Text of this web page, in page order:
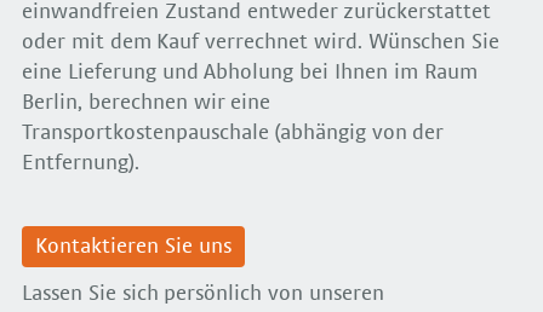
einwandfreien Zustand entweder zurückerstattet
oder mit dem Kauf verrechnet wird. Wünschen Sie
eine Lieferung und Abholung bei Ihnen im Raum
Berlin, berechnen wir eine
Transportkostenpauschale (abhängig von der
Entfernung).
Kontaktieren Sie uns
Lassen Sie sich persönlich von unseren